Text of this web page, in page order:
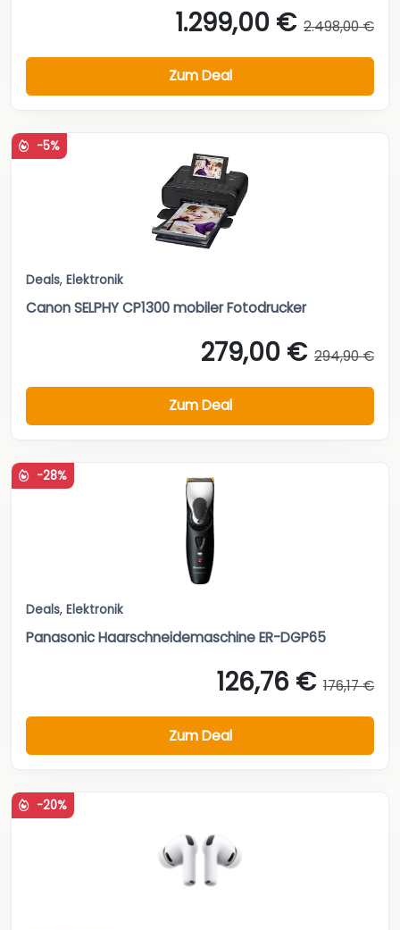
1.299,00 € 2.498,00 €
Zum Deal
-5%
Deals, Elektronik
Canon SELPHY CP1300 mobiler Fotodrucker
279,00 € 294,90 €
Zum Deal
-28%
Deals, Elektronik
Panasonic Haarschneidemaschine ER-DGP65
126,76 € 176,17 €
Zum Deal
-20%